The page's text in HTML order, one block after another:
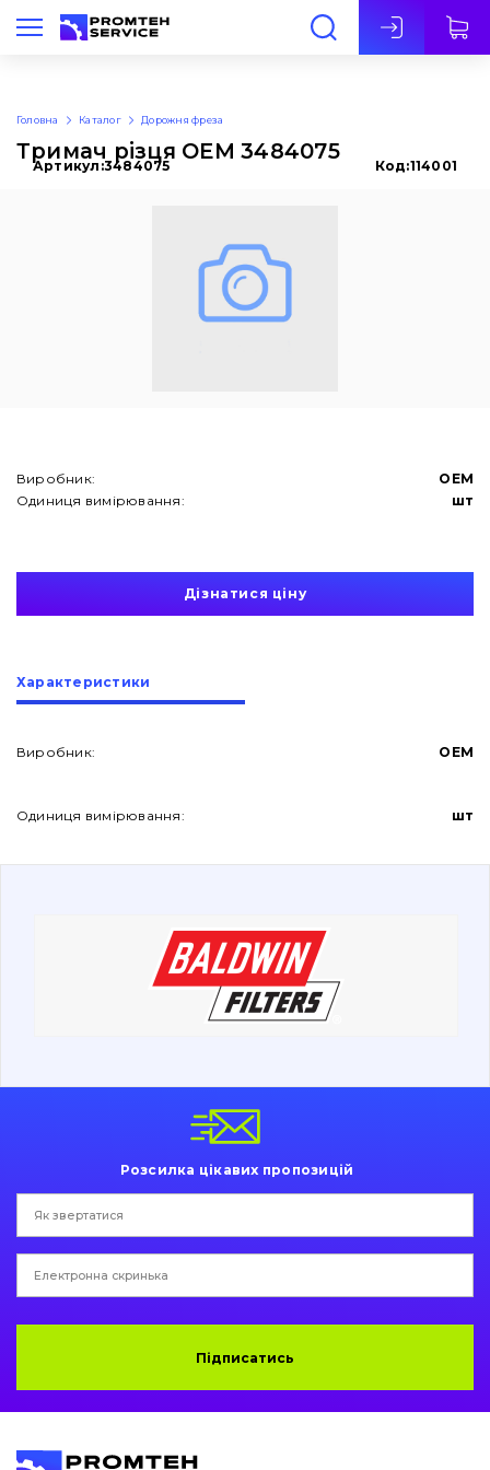
Укр
Про нас
Контакти
Вакансії
Фільтри та мастильні матеріали
Захист (ковша, адаптера)
Пальці та Втулки
Гідравліка
написати
листа
Головна Каталог Дорожня фреза
Тримач різця OEM 3484075
Артикул:3484075 Код:114001
Виробник:
OEM
Одиниця вимірювання:
шт
Дізнатися ціну
Характеристики
Виробник: OEM
Одиниця вимірювання: шт
Розсилка цікавих пропозицій
Підписатись